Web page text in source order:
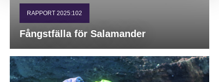
RAPPORT 2025:102
Fångstfälla för Salamander